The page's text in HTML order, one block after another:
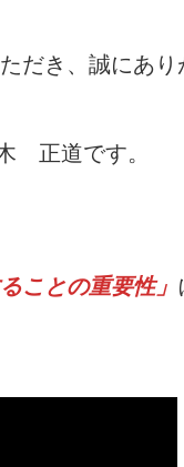
だき、誠にあり
正道です。
ことの重要性」